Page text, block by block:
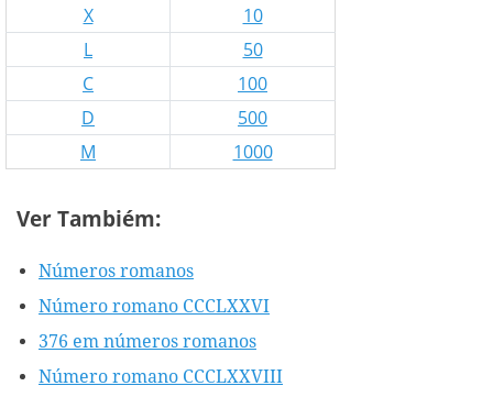
X
10
L
50
C
100
D
500
M
1000
Ver Tambiém:
Números romanos
Número romano CCCLXXVI
376 em números romanos
Número romano CCCLXXVIII